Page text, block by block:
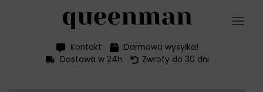
Kontakt
Darmowa wysyłka!
Dostawa w 24h
Zwroty do 30 dni